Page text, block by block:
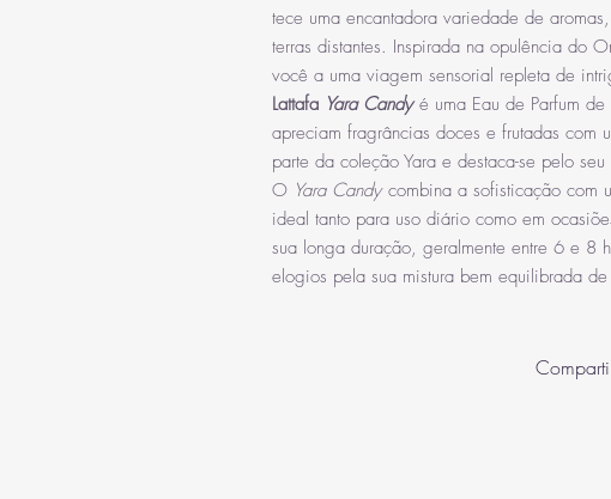
tece uma encantadora variedade de
terras distantes. Inspirada na opulência do
você a uma viagem sensorial repleta de
Lattafa Yara Candyé uma Eau de Parfum
apreciam fragrâncias doces e frutadas com
parte da coleção Yara e destaca-se pelo
O Yara Candycombina a sofisticação com
ideal tanto para uso diário como em
sua longa duração, geralmente entre 6 e 8
elogios pela sua mistura bem equilibrada de